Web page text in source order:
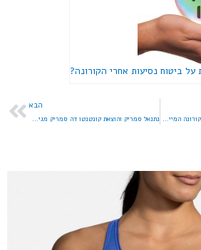
ביטוח נסיעות אחרי הקורונה?
המגזר העסקי מאמץ את בדיקות הקורונה המיידיות של סופיה
הבא
נתנאל סמריק והוצאת קונטנטו דה סמריק מגישים ראיונות עם חתני פרס ישראל